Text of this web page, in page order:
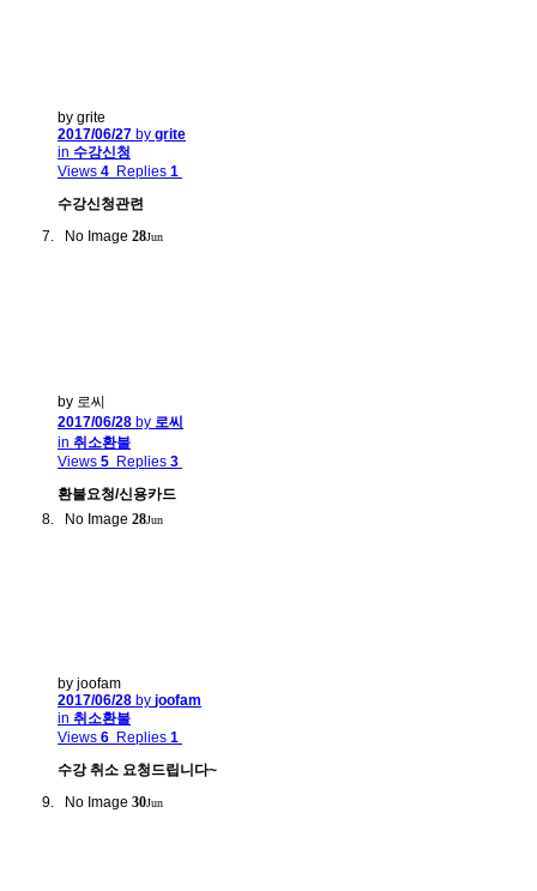
by grite
2017/06/27 by grite
in 수강신청
Views 4 Replies 1
수강신청관련
No Image 28Jun
by 로씨
2017/06/28 by 로씨
in 취소환불
Views 5 Replies 3
환불요청/신용카드
No Image 28Jun
by joofam
2017/06/28 by joofam
in 취소환불
Views 6 Replies 1
수강 취소 요청드립니다~
No Image 30Jun